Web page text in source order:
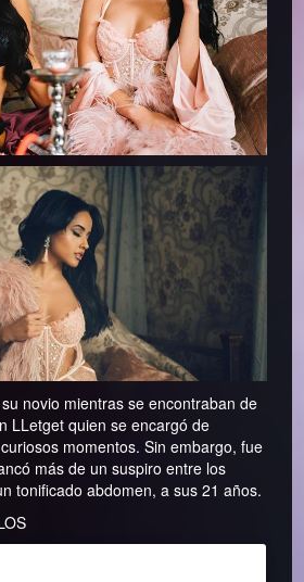
novio mientras se encontraban de
LLetget quien se encargó de
momentos. Sin embargo, fue
más de un suspiro entre los
tonificado abdomen, a sus 21 años.